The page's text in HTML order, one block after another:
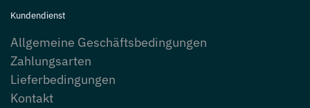
Kundendienst
Allgemeine Geschäftsbedingungen
Zahlungsarten
Lieferbedingungen
Kontakt